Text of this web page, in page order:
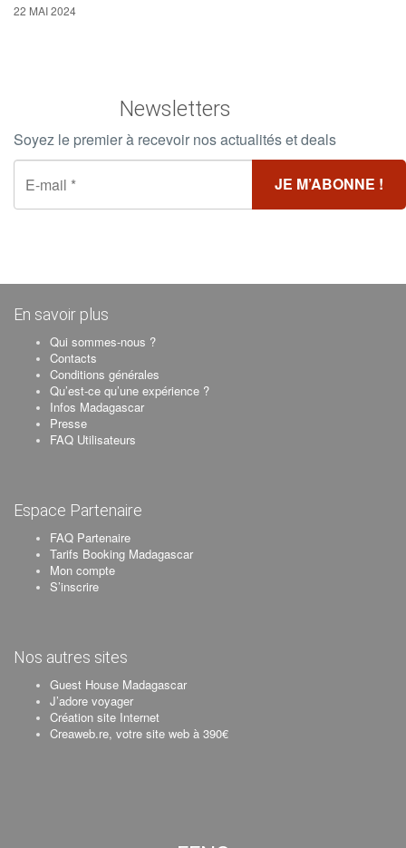
22 MAI 2024
Newsletters
Soyez le premier à recevoir nos actualités et deals
En savoir plus
Qui sommes-nous ?
Contacts
Conditions générales
Qu’est-ce qu’une expérience ?
Infos Madagascar
Presse
FAQ Utilisateurs
Espace Partenaire
FAQ Partenaire
Tarifs Booking Madagascar
Mon compte
S’inscrire
Nos autres sites
Guest House Madagascar
J’adore voyager
Création site Internet
Creaweb.re, votre site web à 390€